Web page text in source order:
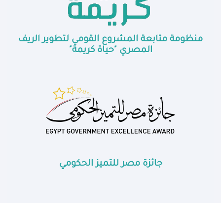
منظومة متابعة المشروع القومي لتطوير الريف
المصري "حياة كريمة"
جائزة مصر للتميز الحكومي